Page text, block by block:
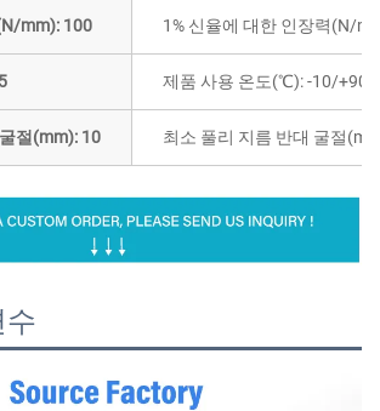
mm): 100 1% 신율에 대한 인장력(N/
제품 사용 온도(℃): -10/+90
절(mm): 10 최소 풀리 지름 반대 굴절
수